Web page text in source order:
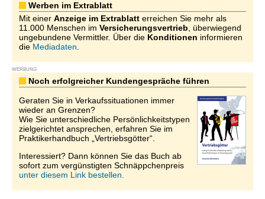
Werben im Extrablatt
Mit einer Anzeige im Extrablatt erreichen Sie mehr als
11.000 Menschen im Versicherungsvertrieb , überwiegend
ungebundene Vermittler. Über die Konditionen informieren
die Mediadaten
WERBUNG
Noch erfolgreicher Kundengespräche führen
Geraten Sie in Verkaufssituationen immer
wieder an Grenzen?
Wie Sie unterschiedliche Persönlichkeitstypen
zielgerichtet ansprechen, erfahren Sie im
Praktikerhandbuch „Vertriebsgötter“.
Interessiert? Dann können Sie das Buch ab
sofort zum vergünstigten Schnäppchenpreis
unter diesem Link bestellen.